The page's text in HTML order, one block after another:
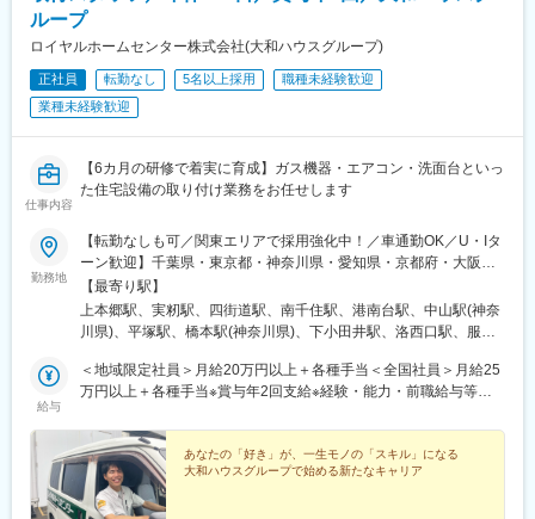
ループ
ロイヤルホームセンター株式会社(大和ハウスグループ)
正社員 転勤なし 5名以上採用
職種未経験歓迎
業種未経験歓迎
仕事内容
【6カ月の研修で着実に育成】ガス機器・エアコン・洗面台といっ
た住宅設備の取り付け業務をお任せします
勤務地
【転勤なしも可／関東エリアで採用強化中！／車通勤OK／U・Iタ
ーン歓迎】千葉県・東京都・神奈川県・愛知県・京都府・大阪
府・兵庫県の各エリア※受動喫煙対策あり（オフィス禁煙）☆地域
限定社員の場合 下記の各エリア内の店舗のいずれかでの勤務と
なり、転居を伴う転勤はありません。☆全国社員の場合 下記勤
勤務エリア＞＝＝＝■千葉エリア ★採用強化中 松戸店・習志野
店・千葉北店■東京エリア ★採用強化中 南千住店■神奈川エリ
模原橋本店■愛知エリア 西枇杷島店■京都エリア 物集女店■
大阪エリア ★採用強化中 豊中店・森ノ宮店■兵庫エリア 宝塚
店・東灘魚崎店
【最寄り駅】
上本郷駅、実籾駅、四街道駅、南千住駅、港南台駅、中山駅(神奈
川県)、平塚駅、橋本駅(神奈川県)、下小田井駅、洛西口駅、服部
崎駅、西枇杷島駅、住吉駅(兵庫県・阪神線)
給与
＜地域限定社員＞月給20万円以上＋各種手当＜全国社員＞月給25
万円以上＋各種手当※賞与年2回支給※経験・能力・前職給与等を
円／25歳・地域限定社員年収490万円／33歳・地域限定社員（エ
リア責任者）年収460万円／25歳・全国社員年収610万円／33
歳・全国社員（エリア責任者）※年2回賞与支給あり（年収例に含
む）
あなたの「好き」が、一生モノの「スキル」になる
大和ハウスグループで始める新たなキャリア